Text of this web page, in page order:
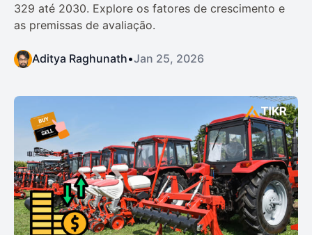
329 até 2030. Explore os fatores de crescimento e
as premissas de avaliação.
Aditya Raghunath•Jan 25, 2026